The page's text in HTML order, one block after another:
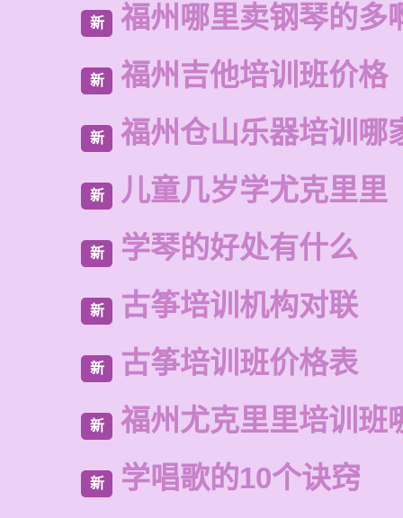
新 福州哪里卖钢琴的多
新 福州吉他培训班价格
新 福州仓山乐器培训哪
新 儿童几岁学尤克里里
新 学琴的好处有什么
新 古筝培训机构对联
新 古筝培训班价格表
新 福州尤克里里培训班
新 学唱歌的10个诀窍